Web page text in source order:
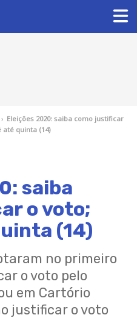
› Eleições 2020: saiba como justificar
até quinta (14)
saiba
o voto;
(14)
no primeiro
o voto pelo
em Cartório
justificar o voto